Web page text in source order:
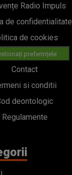
Radio Impuls
de confidentialitate
de cookies
preferințele
Contact
si conditii
deontologic
Regulamente